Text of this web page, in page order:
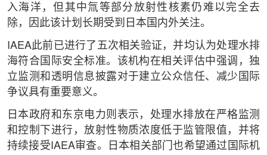
入海洋，但其中氚等部分放射性核素仍难以完全去
除，因此该计划长期受到日本国内外关注。
IAEA此前已进行了五次相关验证，并均认为处理水排
海符合国际安全标准。该机构在相关评估中强调，独
立监测和透明信息披露对于建立公众信任、减少国际
争议具有重要意义。
日本政府和东京电力则表示，处理水排放在严格监测
和控制下进行，放射性物质浓度低于监管限值，并将
持续接受IAEA审查。日本相关部门也希望通过国际机